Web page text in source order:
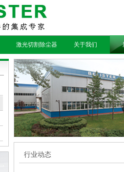
激光切割除尘器 关于我们
行业动态